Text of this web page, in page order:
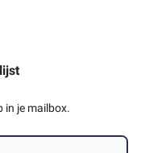
in je mailbox.